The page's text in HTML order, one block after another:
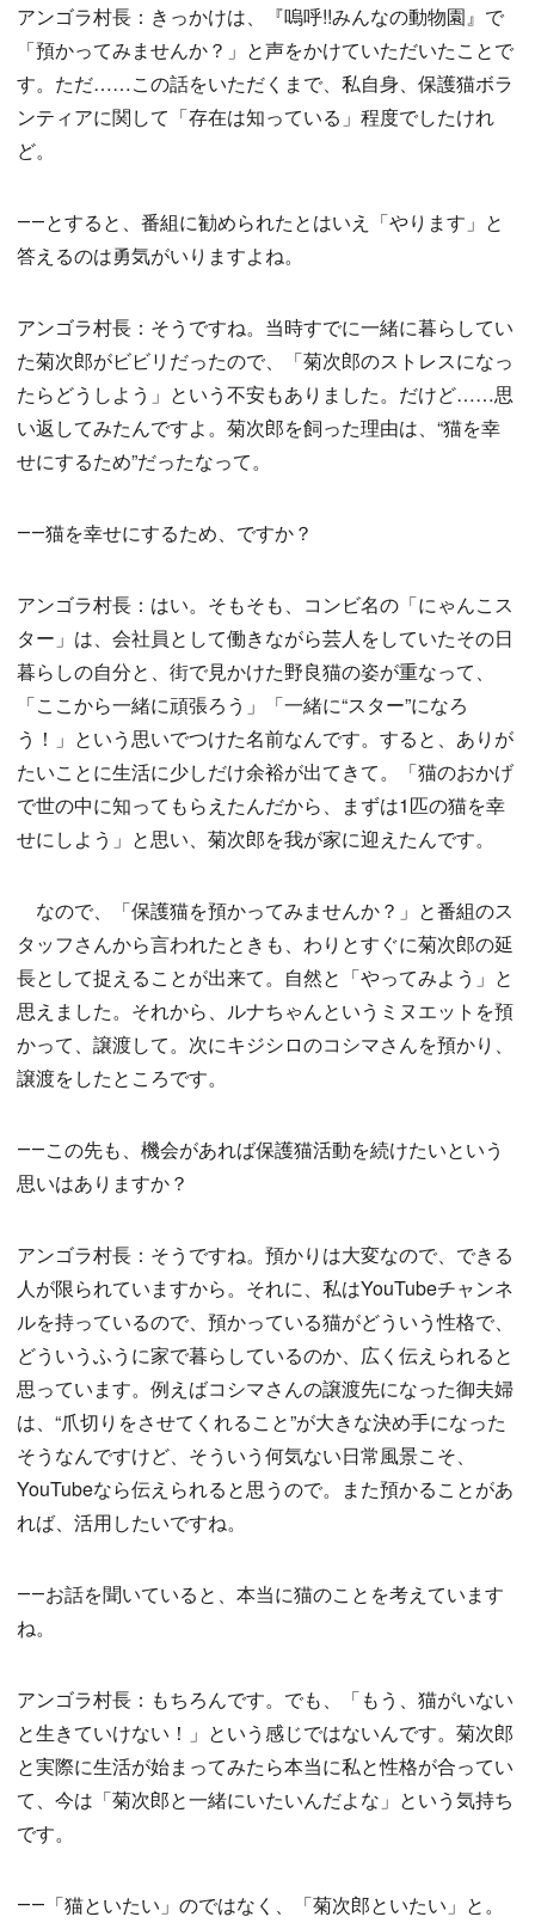
アンゴラ村長：きっかけは、『嗚呼!!みんなの動物園』で
「預かってみませんか？」と声をかけていただいたことで
す。ただ……この話をいただくまで、私自身、保護猫ボラ
ンティアに関して「存在は知っている」程度でしたけれ
ど。
――とすると、番組に勧められたとはいえ「やります」と
答えるのは勇気がいりますよね。
アンゴラ村長：そうですね。当時すでに一緒に暮らしてい
た菊次郎がビビリだったので、「菊次郎のストレスになっ
たらどうしよう」という不安もありました。だけど……思
い返してみたんですよ。菊次郎を飼った理由は、“猫を幸
せにするため”だったなって。
――猫を幸せにするため、ですか？
アンゴラ村長：はい。そもそも、コンビ名の「にゃんこス
ター」は、会社員として働きながら芸人をしていたその日
暮らしの自分と、街で見かけた野良猫の姿が重なって、
「ここから一緒に頑張ろう」「一緒に“スター”になろ
う！」という思いでつけた名前なんです。すると、ありが
たいことに生活に少しだけ余裕が出てきて。「猫のおかげ
で世の中に知ってもらえたんだから、まずは1匹の猫を幸
せにしよう」と思い、菊次郎を我が家に迎えたんです。
なので、「保護猫を預かってみませんか？」と番組のス
タッフさんから言われたときも、わりとすぐに菊次郎の延
長として捉えることが出来て。自然と「やってみよう」と
思えました。それから、ルナちゃんというミヌエットを預
かって、譲渡して。次にキジシロのコシマさんを預かり、
譲渡をしたところです。
――この先も、機会があれば保護猫活動を続けたいという
思いはありますか？
アンゴラ村長：そうですね。預かりは大変なので、できる
人が限られていますから。それに、私はYouTubeチャンネ
ルを持っているので、預かっている猫がどういう性格で、
どういうふうに家で暮らしているのか、広く伝えられると
思っています。例えばコシマさんの譲渡先になった御夫婦
は、“爪切りをさせてくれること”が大きな決め手になった
そうなんですけど、そういう何気ない日常風景こそ、
YouTubeなら伝えられると思うので。また預かることがあ
れば、活用したいですね。
――お話を聞いていると、本当に猫のことを考えています
ね。
アンゴラ村長：もちろんです。でも、「もう、猫がいない
と生きていけない！」という感じではないんです。菊次郎
と実際に生活が始まってみたら本当に私と性格が合ってい
て、今は「菊次郎と一緒にいたいんだよな」という気持ち
です。
――「猫といたい」のではなく、「菊次郎といたい」と。